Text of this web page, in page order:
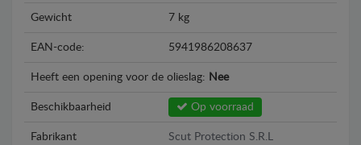
Gewicht 7 kg
EAN-code: 5941986208637
Heeft een opening voor de olieslag: Nee
Beschikbaarheid Op voorraad
Fabrikant Scut Protection S.R.L